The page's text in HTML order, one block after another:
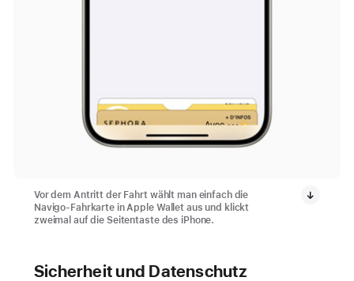
Vor dem Antritt der Fahrt wählt man einfach die
Navigo-Fahrkarte in Apple Wallet aus und klickt
zweimal auf die Seitentaste des iPhone.
Sicherheit und Datenschutz